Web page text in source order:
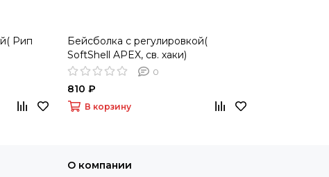
Рип
Бейсболка с регулировкой(
SoftShell APEX, св. хаки)
0
810 ₽
В корзину
О компании